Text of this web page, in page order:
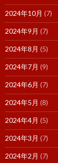
2024年10月 (7)
2024年9月 (7)
2024年8月 (5)
2024年7月 (9)
2024年6月 (7)
2024年5月 (8)
2024年4月 (5)
2024年3月 (7)
2024年2月 (7)